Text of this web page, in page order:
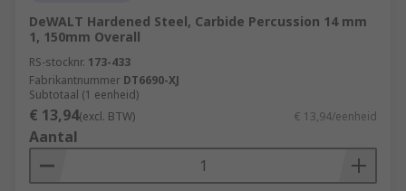
DeWALT Hardened Steel, Carbide Percussion 14 mm
1, 150mm Overall
RS-stocknr. 173-433
Fabrikantnummer DT6690-XJ
Subtotaal (1 eenheid)
€ 13,94(excl. BTW) € 13,94/eenheid
Aantal